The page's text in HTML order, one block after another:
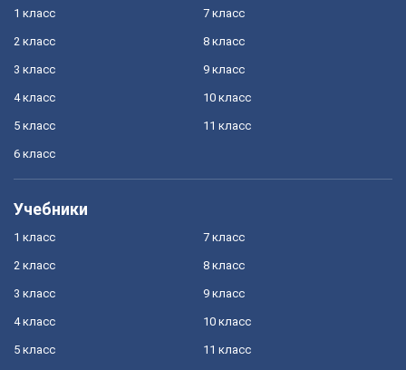
1 класс
2 класс
3 класс
4 класс
5 класс
6 класс
7 класс
8 класс
9 класс
10 класс
11 класс
Учебники
1 класс
2 класс
3 класс
4 класс
5 класс
7 класс
8 класс
9 класс
10 класс
11 класс